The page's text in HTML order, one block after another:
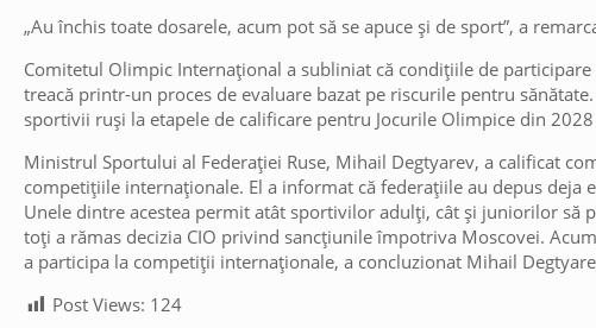
„Au închis toate dosarele, acum pot să se apuce și de sport”, a
Comitetul Olimpic Internațional a subliniat că condițiile de
treacă printr-un proces de evaluare bazat pe riscurile pentru
sportivii ruși la etapele de calificare pentru Jocurile Olimpice din 2028
Ministrul Sportului al Federației Ruse, Mihail Degtyarev, a calificat
competițiile internaționale. El a informat că federațiile au depus
Unele dintre acestea permit atât sportivilor adulți, cât și juniorilor să
toți a rămas decizia CIO privind sancțiunile împotriva Moscovei.
a participa la competiții internaționale, a concluzionat Mihail
Post Views: 124